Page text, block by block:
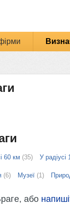
60 км (35) У радіусі
(6) Музеї(1)
або